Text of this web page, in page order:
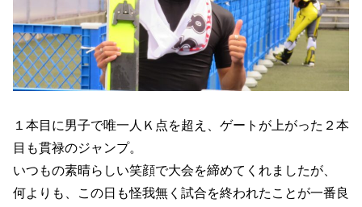
１本目に男子で唯一人Ｋ点を超え、ゲートが上がった２本
目も貫禄のジャンプ。
いつもの素晴らしい笑顔で大会を締めてくれましたが、
何よりも、この日も怪我無く試合を終われたことが一番良